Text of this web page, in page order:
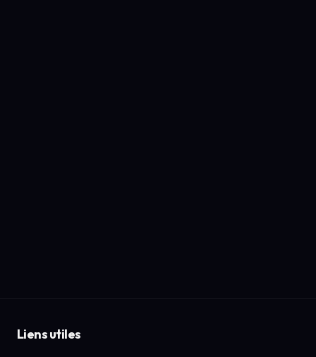
Liens utiles